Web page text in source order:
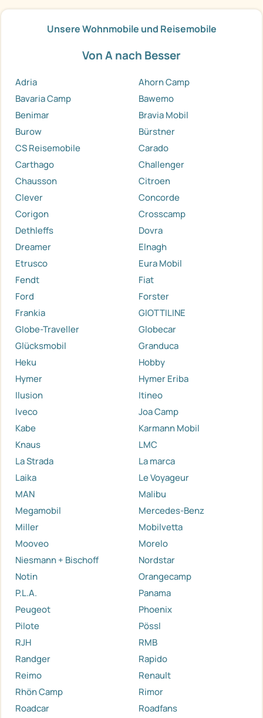
Unsere Wohnmobile und Reisemobile
Von A nach Besser
Adria
Ahorn Camp
Bavaria Camp
Bawemo
Benimar
Bravia Mobil
Burow
Bürstner
CS Reisemobile
Carado
Carthago
Challenger
Chausson
Citroen
Clever
Concorde
Corigon
Crosscamp
Dethleffs
Dovra
Dreamer
Elnagh
Etrusco
Eura Mobil
Fendt
Fiat
Ford
Forster
Frankia
GIOTTILINE
Globe-Traveller
Globecar
Glücksmobil
Granduca
Heku
Hobby
Hymer
Hymer Eriba
Ilusion
Itineo
Iveco
Joa Camp
Kabe
Karmann Mobil
Knaus
LMC
La Strada
La marca
Laika
Le Voyageur
MAN
Malibu
Megamobil
Mercedes-Benz
Miller
Mobilvetta
Mooveo
Morelo
Niesmann + Bischoff
Nordstar
Notin
Orangecamp
P.L.A.
Panama
Peugeot
Phoenix
Pilote
Pössl
RJH
RMB
Randger
Rapido
Reimo
Renault
Rhön Camp
Rimor
Roadcar
Roadfans